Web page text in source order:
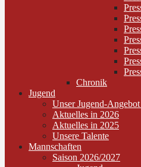
Chronik
Jugend
Unser Jugend-
Aktuelles in 2026
Aktuelles in 2025
Unsere Talente
Mannschaften
Saison 2026/2027